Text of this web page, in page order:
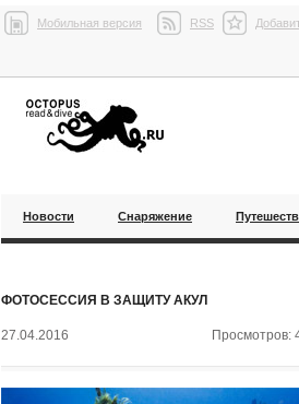
Мобильная версия RSS
Новости Снаряжение
ФОТОСЕСCИЯ В ЗАЩИТУ АКУЛ
27.04.2016 Просмотров: